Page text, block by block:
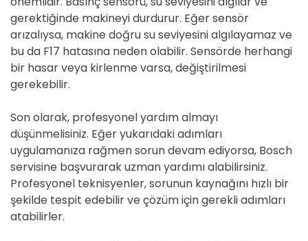
gerektiğinde makineyi durdurur. Eğer sensör
arızalıysa, makine doğru su seviyesini algılayamaz ve
bu da F17 hatasına neden olabilir. Sensörde herhangi
bir hasar veya kirlenme varsa, değiştirilmesi
gerekebilir.
Son olarak, profesyonel yardım almayı
düşünmelisiniz. Eğer yukarıdaki adımları
uygulamanıza rağmen sorun devam ediyorsa, Bosch
servisine başvurarak uzman yardımı alabilirsiniz.
Profesyonel teknisyenler, sorunun kaynağını hızlı bir
şekilde tespit edebilir ve çözüm için gerekli adımları
atabilirler.